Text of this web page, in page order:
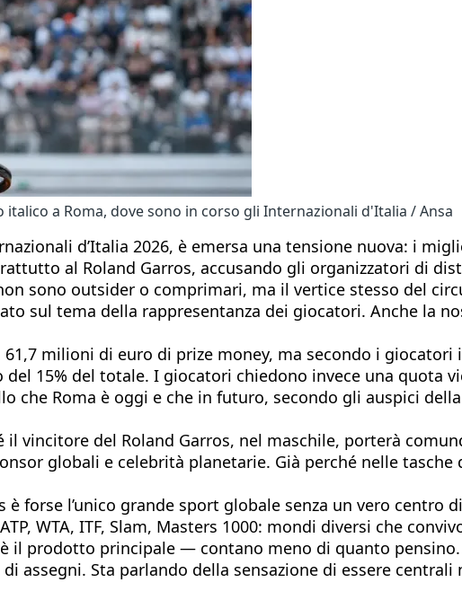
a Roma, dove sono in corso gli Internazionali d'Italia / Ansa
d’Italia 2026, è emersa una tensione nuova: i
al Roland Garros, accusando gli organizzatori di
sono outsider o comprimari, ma il vertice stesso del
sul tema della rappresentanza dei giocatori. Anche la
milioni di euro di prize money, ma secondo i
15% del totale. I giocatori chiedono invece una quota
che Roma è oggi e che in futuro, secondo gli auspici
vincitore del Roland Garros, nel maschile, porterà
globali e celebrità planetarie. Già perché nelle
forse l’unico grande sport globale senza un vero centro
WTA, ITF, Slam, Masters 1000: mondi diversi che
prodotto principale — contano meno di quanto pensino.
assegni. Sta parlando della sensazione di essere